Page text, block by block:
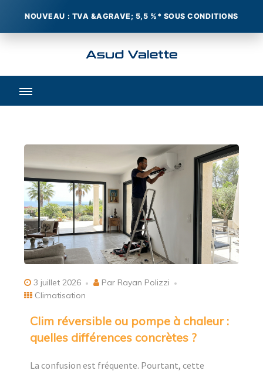
3 juillet 2026
Par Rayan Polizzi
Climatisation
Clim réversible ou pompe à chaleur :
quelles différences concrètes ?
La confusion est fréquente. Pourtant, cette